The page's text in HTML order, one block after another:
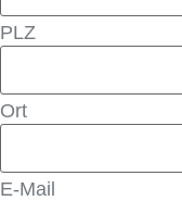
PLZ
Ort
E-Mail